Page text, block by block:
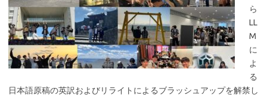
ら
LL
M
に
よ
る
日本語原稿の英訳およびリライトによるブラッシュアップを解禁し